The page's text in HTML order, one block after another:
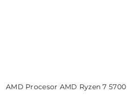
AMD Procesor AMD Ryzen 7 5700